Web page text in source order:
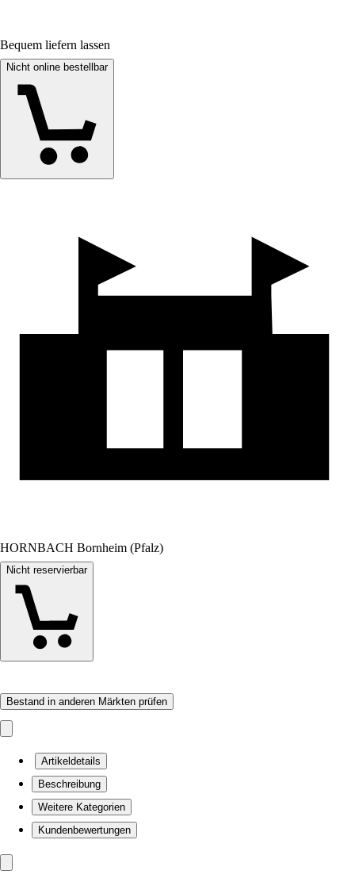
Bequem liefern lassen
Nicht online bestellbar
HORNBACH Bornheim (Pfalz)
Nicht reservierbar
Bestand in anderen Märkten prüfen
Artikeldetails
Beschreibung
Weitere Kategorien
Kundenbewertungen